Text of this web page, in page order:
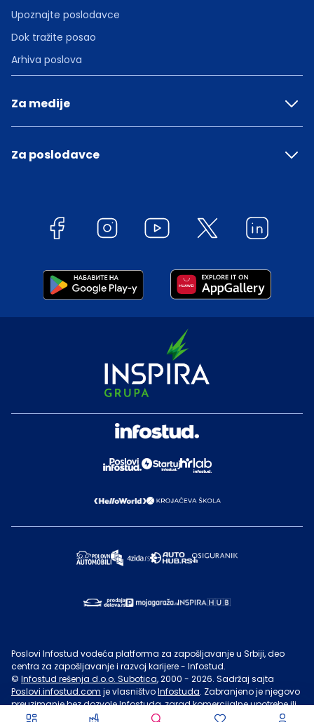
Upoznajte poslodavce
Dok tražite posao
Arhiva poslova
Za medije
Za poslodavce
Poslovi Infostud vodeća platforma za zapošljavanje u Srbiji, deo
centra za zapošljavanje i razvoj karijere - Infostud.
© Infostud rešenja d.o.o. Subotica, 2000 - 2026. Sadržaj sajta
Poslovi.infostud.com je vlasništvoInfostuda. Zabranjeno je njegovo
preuzimanje bez dozvoleInfostuda, zarad komercijalne upotrebe ili
u druge svrhe, osim za lične potrebe posetilaca sajta.